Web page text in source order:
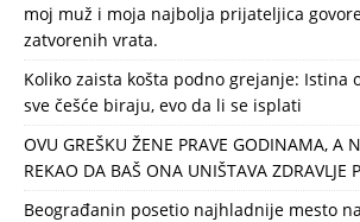
moj muž i moja najbolja prijateljica
zatvorenih vrata.
Koliko zaista košta podno grejanje: Istina
sve češće biraju, evo da li se isplati
OVU GREŠKU ŽENE PRAVE GODINAMA, A
REKAO DA BAŠ ONA UNIŠTAVA ZDRAVLJE
Beograđanin posetio najhladnije mesto